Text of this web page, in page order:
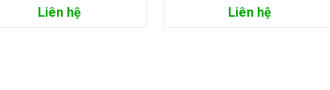
Liên hệ Liên hệ